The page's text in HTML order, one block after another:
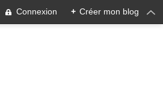
Connexion + Créer mon blog